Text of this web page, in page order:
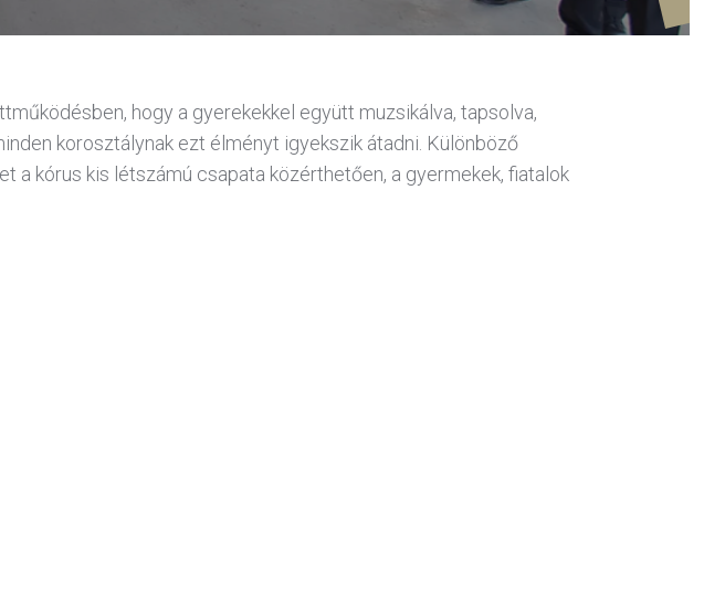
hogy a gyerekekkel együtt muzsikálva, tapsolva,
korosztálynak ezt élményt igyekszik átadni. Különböző
a kórus kis létszámú csapata közérthetően, a gyermekek, fiatalok